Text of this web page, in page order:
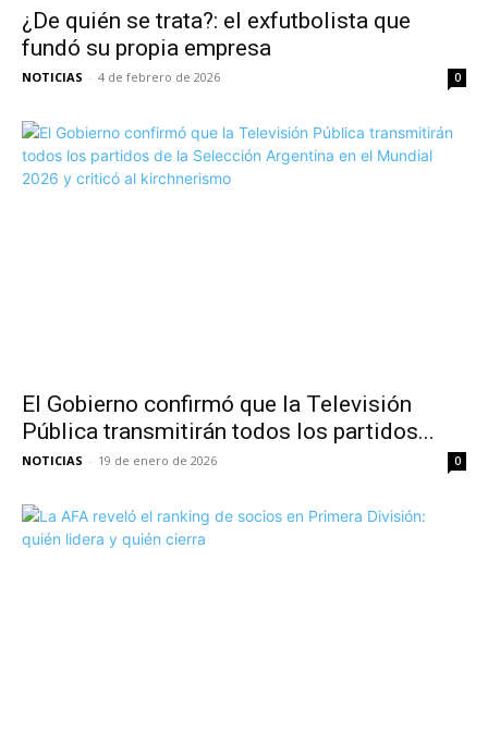
¿De quién se trata?: el exfutbolista que
fundó su propia empresa
NOTICIAS - 4 de febrero de 2026 0
El Gobierno confirmó que la Televisión
Pública transmitirán todos los partidos...
NOTICIAS - 19 de enero de 2026 0